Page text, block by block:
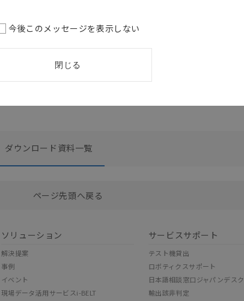
たファイルを一括ダウンロード
ダウンロード資料一覧
ページ先頭へ戻る
ソリューション
解決提案
事例
イベント
現場データ活用サービスi-BELT
サービスサポート
テスト機貸出
ロボティクスサポート
日本語相談窓口ジャパンデスク
輸出該非判定
今後このメッセージを表示しない
閉じる